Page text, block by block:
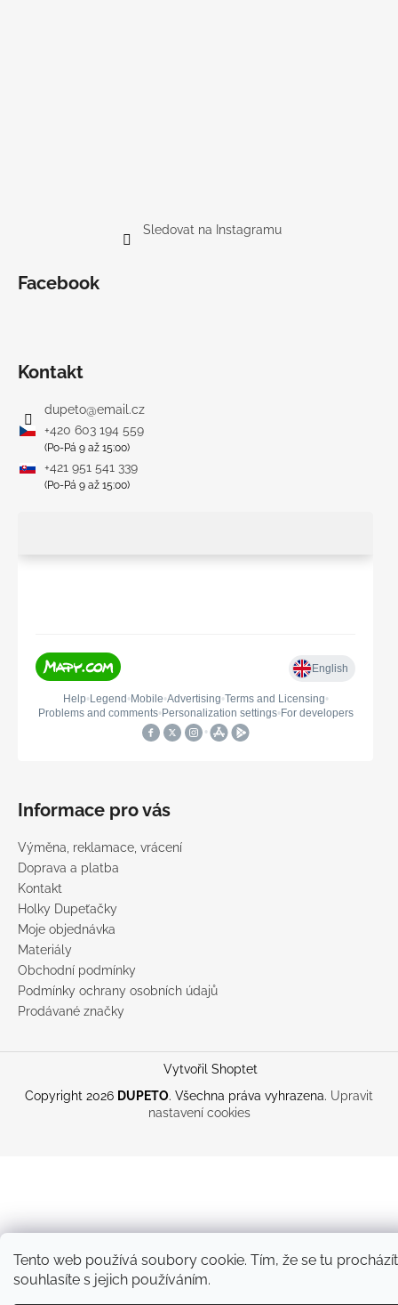
Tento web používá soubory cookie. Tím, že se tu
souhlasíte s jejich používáním.
Sledovat na Instagramu
Facebook
Kontakt
dupeto@email.cz
+420 603 194 559
(Po-Pá 9 až 15:00)
+421 951 541 339
(Po-Pá 9 až 15:00)
Informace pro vás
Výměna, reklamace, vrácení
Doprava a platba
Kontakt
Holky Dupeťačky
Moje objednávka
Materiály
Obchodní podmínky
Podmínky ochrany osobních údajů
Prodávané značky
Vytvořil Shoptet
Copyright 2026 DUPETO. Všechna práva vyhrazena. Upravit
nastavení cookies